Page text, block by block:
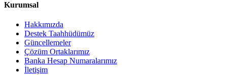
Kurumsal
Hakkımızda
Destek Taahhüdümüz
Güncellemeler
Çözüm Ortaklarımız
Banka Hesap Numaralarımız
İletişim